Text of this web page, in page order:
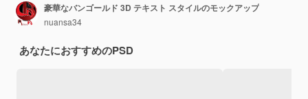
豪華なバンゴールド 3D テキスト スタイルのモックアップ
nuansa34
あなたにおすすめのPSD